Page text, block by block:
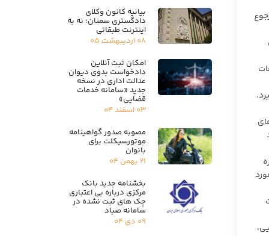
مورد
بیانیه کانون وکلای
دادگستری سمنان؛ نه به
اینترنت طبقاتی
۰۸ اردیبهشت ۰۵
امکان ثبت آنلاین
دادخواست بدوی دیوان
عدالت اداری در نسخه
جدید «سامانه خدمات
قضایی»
۰۳ اسفند ۰۴
مصوبه صدور گواهینامه
موتورسیکلت برای
بانوان
۲۱ بهمن ۰۴
بخشنامه جدید بانک
مرکزی درباره بی اعتباری
چک های ثبت نشده در
سامانه صیاد
۰۹ دی ۰۴